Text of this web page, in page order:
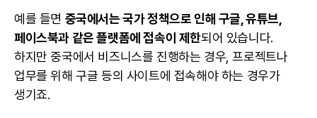
예를 들면 중국에서는 국가 정책으로 인해 구글, 유튜브,
페이스북과 같은 플랫폼에 접속이 제한되어 있습니다.
하지만 중국에서 비즈니스를 진행하는 경우, 프로젝트나
업무를 위해 구글 등의 사이트에 접속해야 하는 경우가
생기죠.